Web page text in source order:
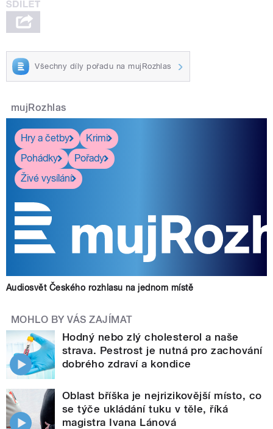
Všechny díly pořadu na mujRozhlas
mujRozhlas
Hry a četby
Krimi
Pohádky
Pořady
Živé vysílání
Audiosvět Českého rozhlasu na jednom místě
MOHLO BY VÁS ZAJÍMAT
Hodný nebo zlý cholesterol a naše
strava. Pestrost je nutná pro zachování
dobrého zdraví a kondice
Oblast bříška je nejrizikovější místo, co
se týče ukládání tuku v těle, říká
magistra Ivana Lánová